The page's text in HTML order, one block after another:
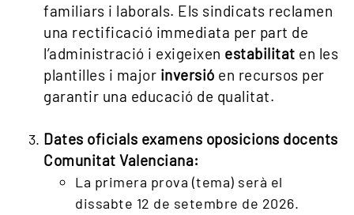
familiars i laborals. Els sindicats reclamen
una rectificació immediata per part de
l’administració i exigeixen estabilitat en les
plantilles i major inversió en recursos per
garantir una educació de qualitat.
Dates oficials examens oposicions docents
Comunitat Valenciana:
La primera prova (tema) serà el
dissabte 12 de setembre de 2026.